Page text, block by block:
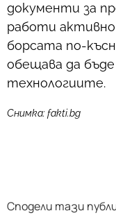
документи за
работи активно
борсата по-
обещава да
технологиите.
Снимка: fakti.bg